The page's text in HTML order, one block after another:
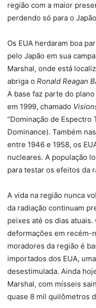
região com a maior
perdendo só para o
Os EUA herdaram boa
pelo Japão em sua
Marshal, onde está
abriga o Ronald Reagan
A base faz parte do
em 1999, chamado
“Dominação de Espectro
Dominance). Também
entre 1946 e 1958, os
nucleares. A população
para testar os efeitos da
A vida na região nunca
da radiação continuam
peixes até os dias
deformações em recém-
moradores da região é
importados dos EUA,
desestimulada. Ainda
Marshal, com mísseis
quase 8 mil quilômetros